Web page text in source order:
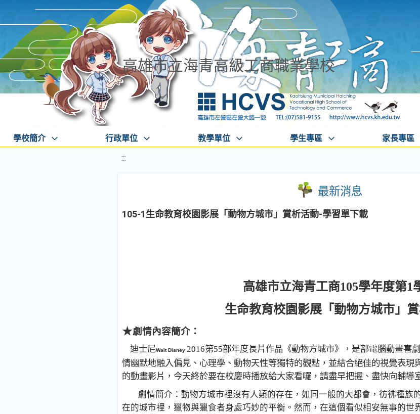
高雄市立海青高級工商職業學校
學校簡介 行政單位 教學單位 學生專區 家長專區
:::
最新消息
105-1生命教育校園影展「動物方城市」賞析活動-學習單下載
高雄市立海青工商105學年度第1
生命教育校園影展「動物方城市」
★劇情內容簡介：
迪士尼Walt Disney 2016第55部年度長片作品《動物方城市》，是部電腦動畫喜
情幽默地融入偏見、心理學、動物天性等獨特的觀點，並結合絕佳的視覺表現
的動畫影片，今天終於要在校慶時播放給大家看囉，請盡早把握、盡快向輔導
劇情簡介：動物方城市裡沒有人類的存在，如同一般的大都會，彷彿種族
在的城市裡，獵物與獵食者身處巧妙的平衡。然而，在這個看似相安無事的世